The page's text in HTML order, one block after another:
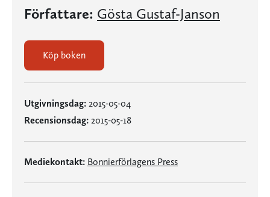
Författare: Gösta Gustaf-Janson
Köp boken
Utgivningsdag: 2015-05-04
Recensionsdag: 2015-05-18
Mediekontakt: Bonnierförlagens Press